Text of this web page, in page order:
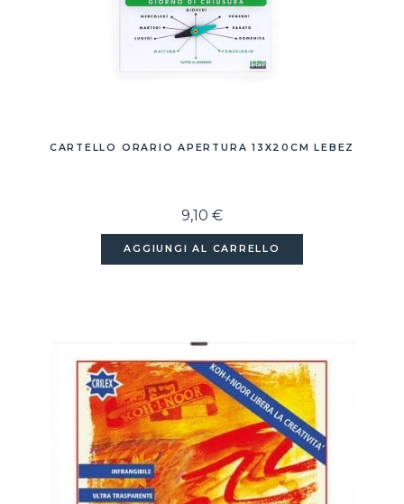
CARTELLO ORARIO APERTURA 13X20CM LEBEZ
9,10 €
AGGIUNGI AL CARRELLO